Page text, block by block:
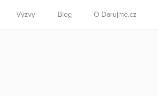
Výzvy Blog O Darujme.cz